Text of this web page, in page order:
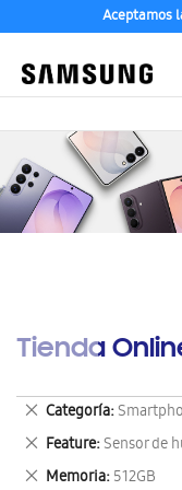
Aceptamos
Tienda
Categoría
Eliminar
este
artículo
Feature Sensor de
Eliminar
este
Memoria 512GB
Eliminar